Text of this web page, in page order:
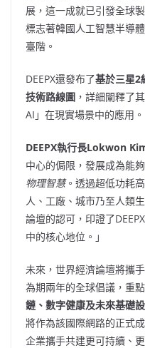
展，這一成就已引發全球
標志著韓國人工智慧半導
臺階。
DEEPX還發布了基於三星2
技術路線圖 ，詳細闡釋了
AI」在現實場景中的應用。
DEEPX執行長Lokwon
中心的侷限，發展成為能
物理智慧。透過超低功耗
人、工廠、城市乃至人類
論壇的認可，印證了
中的核心地位。」
未來，世界經濟論壇將攜
為期兩年的全球倡議，重
鏈、數字健康及未來基礎
將作為該國際網路的正式
企業攜手共建更可持續、